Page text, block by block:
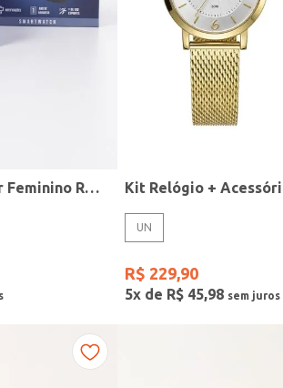
Relógio Smart Condor Feminino ROSE
UN
R$ 229,90
5x de R$ 45,98